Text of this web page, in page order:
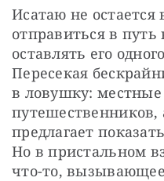
Исатаю не
отправиться в
оставлять его
Пересекая
в ловушку: местные
путешественников,
предлагает
Но в пристальном
что-то,